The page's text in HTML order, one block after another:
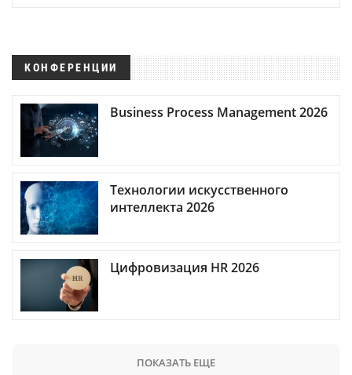
КОНФЕРЕНЦИИ
Business Process Management 2026
Технологии искусственного
интеллекта 2026
Цифровизация HR 2026
ПОКАЗАТЬ ЕЩЕ